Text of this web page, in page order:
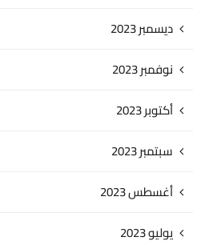
ديسمبر 2023
نوفمبر 2023
أكتوبر 2023
سبتمبر 2023
أغسطس 2023
يوليو 2023